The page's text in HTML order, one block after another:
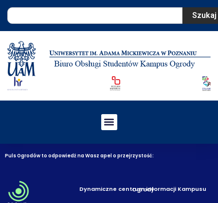
Szukaj
Puls Ogrodów to odpowiedź na Wasz apel o przejrzystość:
Dynamiczne centrum informacji Kampusu Ogrody